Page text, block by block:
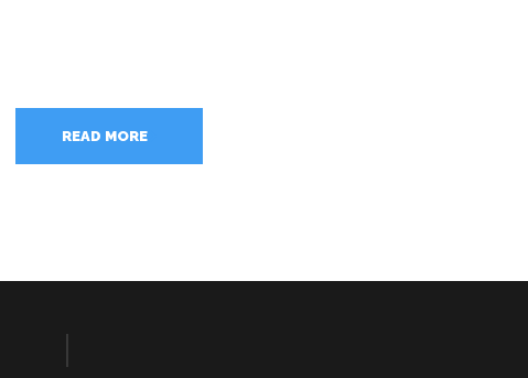
READ MORE